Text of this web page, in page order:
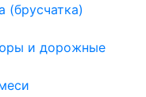
(брусчатка)
и дорожные